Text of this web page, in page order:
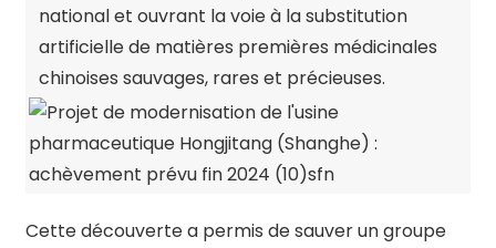
national et ouvrant la voie à la substitution
artificielle de matières premières médicinales
chinoises sauvages, rares et précieuses.
Cette découverte a permis de sauver un groupe